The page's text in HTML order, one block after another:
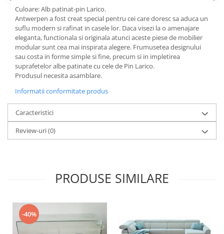
Culoare: Alb patinat-pin Larico.
Antwerpen a fost creat special pentru cei care doresc sa aduca un
suflu modern si rafinat in casele lor. Daca visezi la o amenajare
eleganta, functionala si originala atunci aceste piese de mobilier
modular sunt cea mai inspirata alegere. Frumusetea designului
sau costa in forme simple si fine, precum si in impletirea
suprafetelor albe patinate cu cele de Pin Larico.
Produsul necesita asamblare.
Informatii conformitate produs
Caracteristici
Review-uri(0)
PRODUSE SIMILARE
-40%